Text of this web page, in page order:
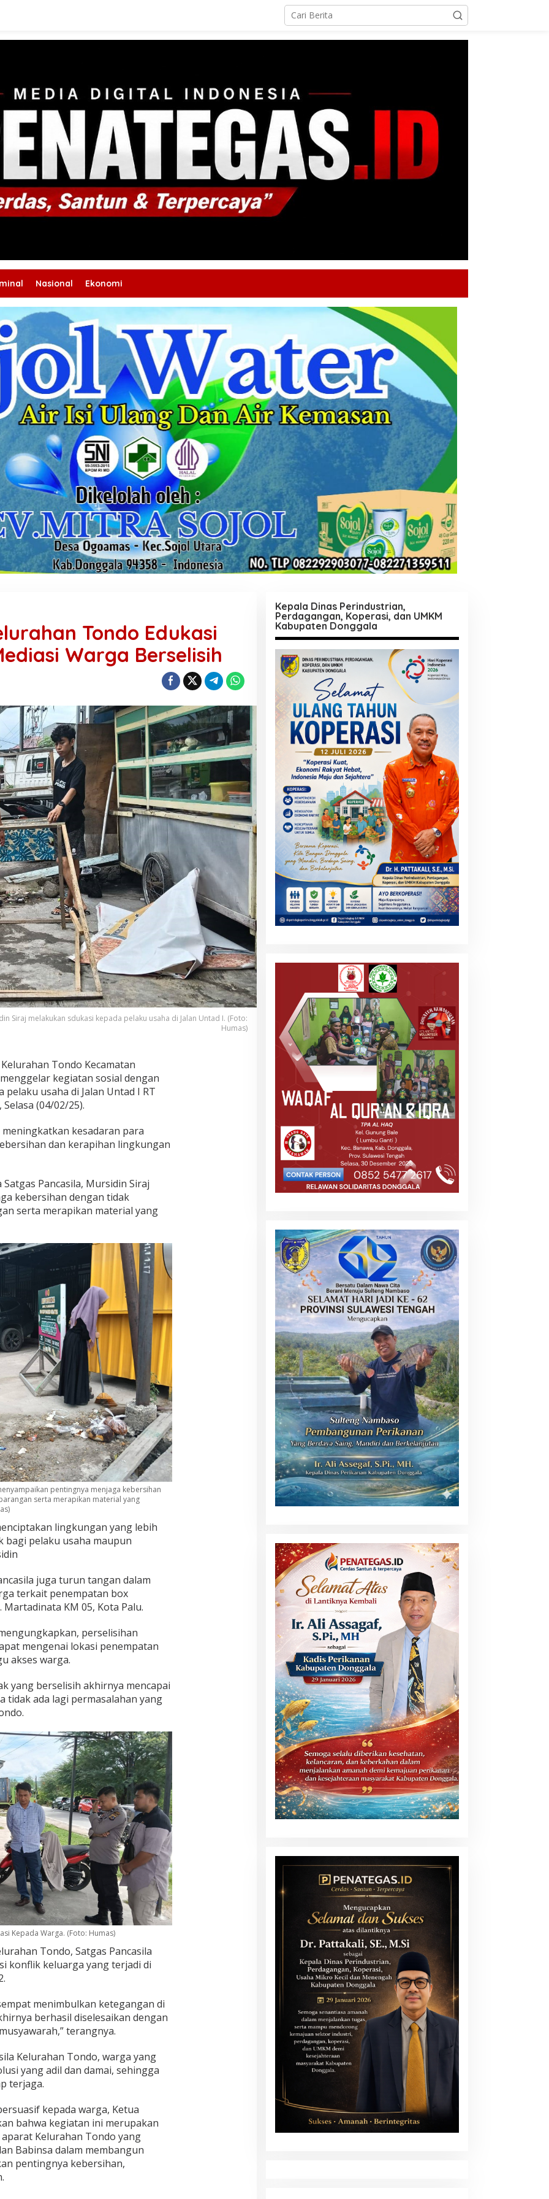
Nasional Ekonomi
Tondo Edukasi
Warga Berselisih
Siraj melakukan sdukasi kepada pelaku usaha di Jalan Untad I. (Foto:
Humas)
Tondo Kecamatan
kegiatan sosial dengan
usaha di Jalan Untad I RT
Selasa (04/02/25).
kesadaran para
dan kerapihan lingkungan
Pancasila, Mursidin Siraj
kebersihan dengan tidak
serta merapikan material yang
pentingnya menjaga kebersihan
serta merapikan material yang
lingkungan yang lebih
bagi pelaku usaha maupun
juga turun tangan dalam
terkait penempatan box
Martadinata KM 05, Kota Palu.
perselisihan
mengenai lokasi penempatan
akses warga.
yang berselisih akhirnya mencapai
tidak ada lagi permasalahan yang
Kepada Warga. (Foto: Humas)
Tondo, Satgas Pancasila
konflik keluarga yang terjadi di
menimbulkan ketegangan di
berhasil diselesaikan dengan
terangnya.
Kelurahan Tondo, warga yang
yang adil dan damai, sehingga
terjaga.
kepada warga, Ketua
bahwa kegiatan ini merupakan
Kelurahan Tondo yang
Babinsa dalam membangun
pentingnya kebersihan,
Kepala Dinas Perindustrian,
Perdagangan, Koperasi, dan UMKM
Kabupaten Donggala